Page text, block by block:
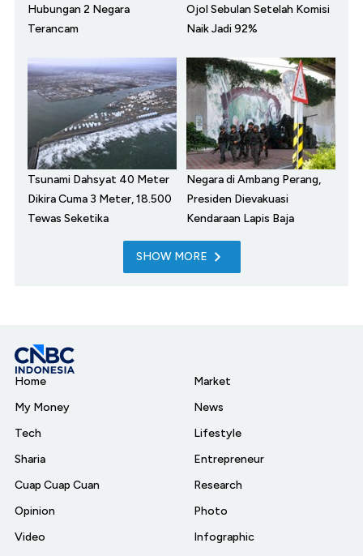
Hubungan 2 Negara
Terancam
Ojol Sebulan Setelah Komisi
Naik Jadi 92%
Tsunami Dahsyat 40 Meter
Dikira Cuma 3 Meter, 18.500
Tewas Seketika
Negara di Ambang Perang,
Presiden Dievakuasi
Kendaraan Lapis Baja
SHOW MORE
Home
My Money
Tech
Sharia
Cuap Cuap Cuan
Opinion
Video
Market
News
Lifestyle
Entrepreneur
Research
Photo
Infographic